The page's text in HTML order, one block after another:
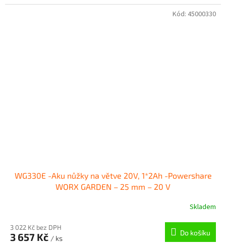
WG330E -Aku nůžky na větve 20V, 1*2Ah -Powershare
WORX GARDEN – 25 mm – 20 V
Skladem
3 022 Kč bez DPH
3 657 Kč / ks
Do košíku
Kód: 45000330